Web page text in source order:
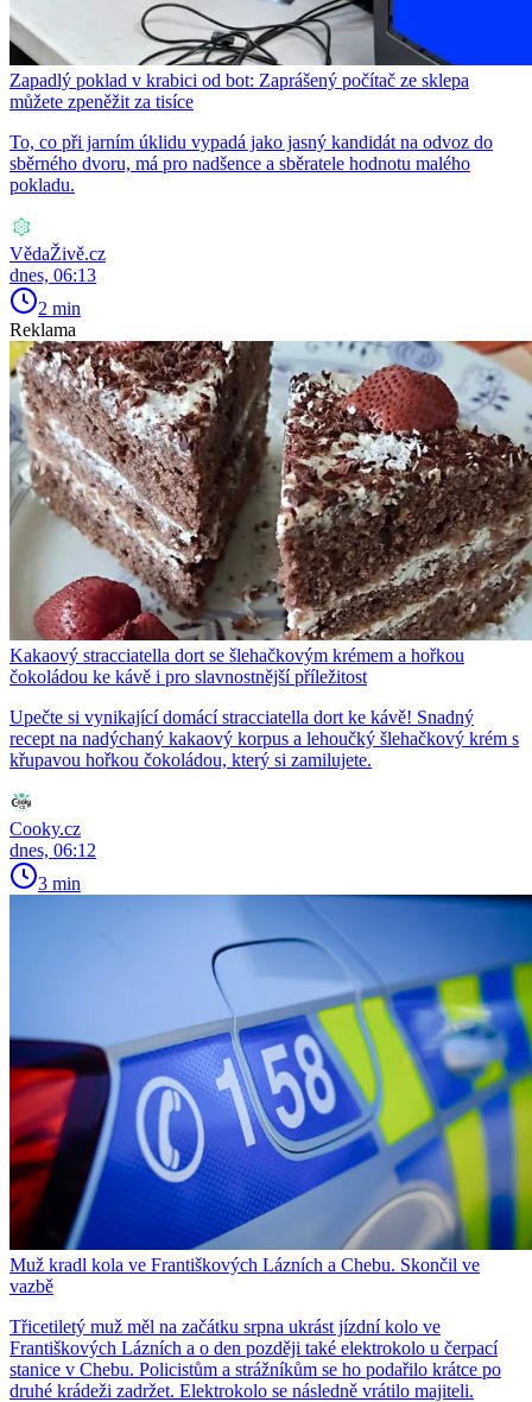
Zapadlý poklad v krabici od bot: Zaprášený počítač ze sklepa
můžete zpeněžit za tisíce
To, co při jarním úklidu vypadá jako jasný kandidát na odvoz do
sběrného dvoru, má pro nadšence a sběratele hodnotu malého
pokladu.
VědaŽivě.cz
dnes, 06:13
2 min
Reklama
Kakaový stracciatella dort se šlehačkovým krémem a hořkou
čokoládou ke kávě i pro slavnostnější příležitost
Upečte si vynikající domácí stracciatella dort ke kávě! Snadný
recept na nadýchaný kakaový korpus a lehoučký šlehačkový krém s
křupavou hořkou čokoládou, který si zamilujete.
Cooky.cz
dnes, 06:12
3 min
Muž kradl kola ve Františkových Lázních a Chebu. Skončil ve
vazbě
Třicetiletý muž měl na začátku srpna ukrást jízdní kolo ve
Františkových Lázních a o den později také elektrokolo u čerpací
stanice v Chebu. Policistům a strážníkům se ho podařilo krátce po
druhé krádeži zadržet. Elektrokolo se následně vrátilo majiteli.